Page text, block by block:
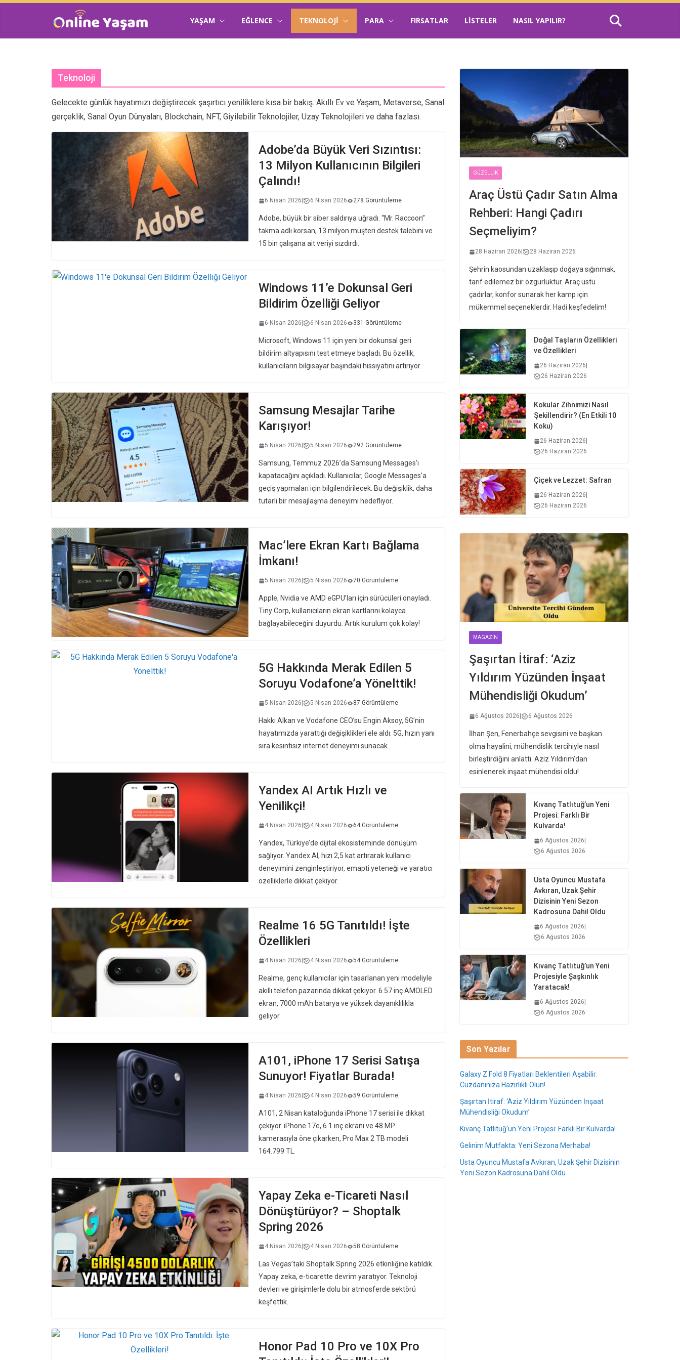
YAŞAM EĞLENCE TEKNOLOJI PARA FIRSATLAR LISTELER NASIL YAPILIR?
Teknoloji
Gelecekte günlük hayatımızı değiştirecek şaşırtıcı yeniliklere kısa bir bakış. Akıllı Ev ve Yaşam, Metaverse, Sanal
gerçeklik, Sanal Oyun Dünyaları, Blockchain, NFT, Giyilebilir Teknolojiler, Uzay Teknolojileri ve daha fazlası.
Adobe’da Büyük Veri Sızıntısı:
13 Milyon Kullanıcının Bilgileri
Çalındı!
6 Nisan 2026 6 Nisan 2026 278 Görüntüleme
Adobe, büyük bir siber saldırıya uğradı. “Mr. Raccoon”
takma adlı korsan, 13 milyon müşteri destek talebini ve
15 bin çalışana ait veriyi sızdırdı.
Windows 11’e Dokunsal Geri
Bildirim Özelliği Geliyor
6 Nisan 2026 6 Nisan 2026 331 Görüntüleme
Microsoft, Windows 11 için yeni bir dokunsal geri
bildirim altyapısını test etmeye başladı. Bu özellik,
kullanıcıların bilgisayar başındaki hissiyatını artırıyor.
Samsung Mesajlar Tarihe
Karışıyor!
5 Nisan 2026 5 Nisan 2026 292 Görüntüleme
Samsung, Temmuz 2026’da Samsung Messages’ı
kapatacağını açıkladı. Kullanıcılar, Google Messages’a
geçiş yapmaları için bilgilendirilecek. Bu değişiklik, daha
tutarlı bir mesajlaşma deneyimi hedefliyor.
Mac’lere Ekran Kartı Bağlama
İmkanı!
5 Nisan 2026 5 Nisan 2026 70 Görüntüleme
Apple, Nvidia ve AMD eGPU’ları için sürücüleri onayladı.
Tiny Corp, kullanıcıların ekran kartlarını kolayca
bağlayabileceğini duyurdu. Artık kurulum çok kolay!
5G Hakkında Merak Edilen 5
Soruyu Vodafone’a Yönelttik!
5 Nisan 2026 5 Nisan 2026 87 Görüntüleme
Hakkı Alkan ve Vodafone CEO’su Engin Aksoy, 5G’nin
hayatımızda yarattığı değişiklikleri ele aldı. 5G, hızın yanı
sıra kesintisiz internet deneyimi sunacak.
Yandex AI Artık Hızlı ve
Yenilikçi!
4 Nisan 2026 4 Nisan 2026 64 Görüntüleme
Yandex, Türkiye’de dijital ekosisteminde dönüşüm
sağlıyor. Yandex AI, hızı 2,5 kat artırarak kullanıcı
deneyimini zenginleştiriyor, emapti yeteneği ve yaratıcı
özelliklerle dikkat çekiyor.
Realme 16 5G Tanıtıldı! İşte
Özellikleri
4 Nisan 2026 4 Nisan 2026 54 Görüntüleme
Realme, genç kullanıcılar için tasarlanan yeni modeliyle
akıllı telefon pazarında dikkat çekiyor. 6.57 inç AMOLED
ekran, 7000 mAh batarya ve yüksek dayanıklılıkla
geliyor.
A101, iPhone 17 Serisi Satışa
Sunuyor! Fiyatlar Burada!
4 Nisan 2026 4 Nisan 2026 59 Görüntüleme
A101, 2 Nisan kataloğunda iPhone 17 serisi ile dikkat
çekiyor. iPhone 17e, 6.1 inç ekranı ve 48 MP
kamerasıyla öne çıkarken, Pro Max 2 TB modeli
164.799 TL.
Yapay Zeka e-Ticareti Nasıl
Dönüştürüyor? – Shoptalk
Spring 2026
4 Nisan 2026 4 Nisan 2026 58 Görüntüleme
Las Vegas’taki Shoptalk Spring 2026 etkinliğine katıldık.
Yapay zeka, e-ticarette devrim yaratıyor. Teknoloji
devleri ve girişimlerle dolu bir atmosferde sektörü
keşfettik.
Honor Pad 10 Pro ve 10X Pro
GÜZELLIK
Araç Üstü Çadır Satın Alma
Rehberi: Hangi Çadırı
Seçmeliyim?
28 Haziran 2026 28 Haziran 2026
Şehrin kaosundan uzaklaşıp doğaya sığınmak,
tarif edilemez bir özgürlüktür. Araç üstü
çadırlar, konfor sunarak her kamp için
mükemmel seçeneklerdir. Hadi keşfedelim!
Doğal Taşların Özellikleri
ve Özellikleri
26 Haziran 2026
26 Haziran 2026
Kokular Zihnimizi Nasıl
Şekillendirir? (En Etkili 10
Koku)
26 Haziran 2026
26 Haziran 2026
Çiçek ve Lezzet: Safran
26 Haziran 2026
26 Haziran 2026
MAGAZIN
Şaşırtan İtiraf: ‘Aziz
Yıldırım Yüzünden İnşaat
Mühendisliği Okudum’
6 Ağustos 2026 6 Ağustos 2026
İlhan Şen, Fenerbahçe sevgisini ve başkan
olma hayalini, mühendislik tercihiyle nasıl
birleştirdiğini anlattı. Aziz Yıldırım’dan
esinlenerek inşaat mühendisi oldu!
Kıvanç Tatlıtuğ’un Yeni
Projesi: Farklı Bir
Kulvarda!
6 Ağustos 2026
6 Ağustos 2026
Usta Oyuncu Mustafa
Avkıran, Uzak Şehir
Dizisinin Yeni Sezon
Kadrosuna Dahil Oldu
6 Ağustos 2026
6 Ağustos 2026
Kıvanç Tatlıtuğ’un Yeni
Projesiyle Şaşkınlık
Yaratacak!
6 Ağustos 2026
6 Ağustos 2026
Son Yazılar
Galaxy Z Fold 8 Fiyatları Beklentileri Aşabilir:
Cüzdanınıza Hazırlıklı Olun!
Şaşırtan İtiraf: ‘Aziz Yıldırım Yüzünden İnşaat
Mühendisliği Okudum’
Kıvanç Tatlıtuğ’un Yeni Projesi: Farklı Bir Kulvarda!
Gelinim Mutfakta: Yeni Sezona Merhaba!
Usta Oyuncu Mustafa Avkıran, Uzak Şehir Dizisinin
Yeni Sezon Kadrosuna Dahil Oldu